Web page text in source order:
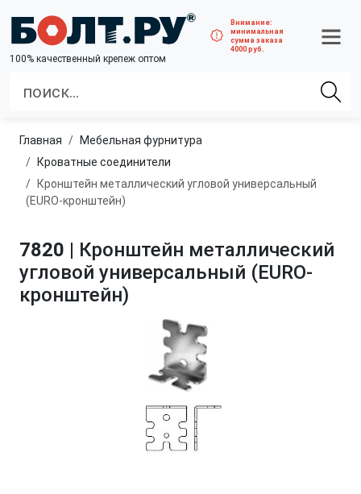
100% качественный крепеж оптом
Внимание:
минимальная
сумма заказа
4000 руб.
Главная
Мебельная фурнитура
Кроватные соединители
Кронштейн металлический угловой универсальный
(EURO-кронштейн)
7820 | Кронштейн металлический
угловой универсальный (EURO-
кронштейн)